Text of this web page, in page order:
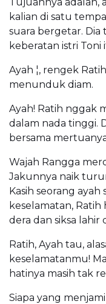
kalian di satu
suara bergetar. Dia
keberatan istri Toni
Ayah ¦, rengek
menunduk diam.
Ayah! Ratih nggak
dalam nada tinggi.
bersama
Wajah Rangga
Jakunnya naik
Kasih seorang
keselamatan,
dera dan siksa lahir
Ratih, Ayah tau,
keselamatanmu!
hatinya masih tak
Siapa yang